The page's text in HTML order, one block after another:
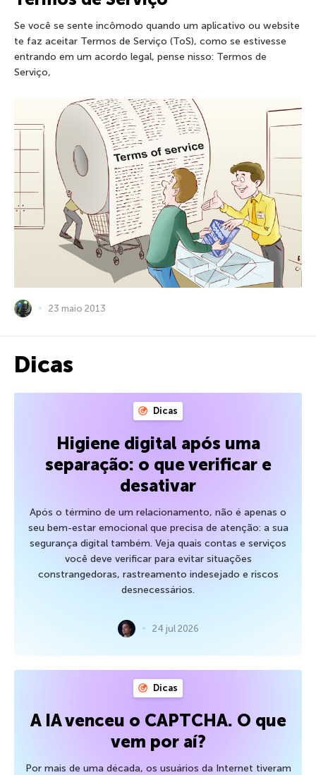
Se você se sente incômodo quando um aplicativo ou website
te faz aceitar Termos de Serviço (ToS), como se estivesse
entrando em um acordo legal, pense nisso: Termos de
Serviço,
23 maio 2013
Dicas
Dicas
Higiene digital após uma
separação: o que verificar e
desativar
Após o término de um relacionamento, não é apenas o
seu bem-estar emocional que precisa de atenção: a sua
segurança digital também. Veja quais contas e serviços
você deve verificar para evitar situações
constrangedoras, rastreamento indesejado e riscos
desnecessários.
24 jul 2026
Dicas
A IA venceu o CAPTCHA. O que
vem por aí?
Por mais de uma década, os usuários da Internet tiveram